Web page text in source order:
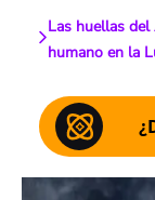
Las huellas
humano en la